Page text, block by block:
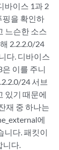
바이스 1과 2
핑을 확인하
느슨한 소스
2.2.2.0/24
다. 디바이스
이를 주니
24 서브
있기 때문에
재 중 하나는
에
니다. 패킷이
니다.